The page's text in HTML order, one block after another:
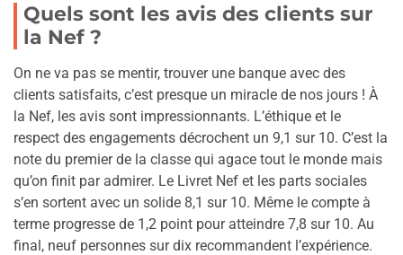
Quels sont les avis des clients sur
la Nef ?
On ne va pas se mentir, trouver une banque avec des
clients satisfaits, c’est presque un miracle de nos jours ! À
la Nef, les avis sont impressionnants. L’éthique et le
respect des engagements décrochent un 9,1 sur 10. C’est la
note du premier de la classe qui agace tout le monde mais
qu’on finit par admirer. Le Livret Nef et les parts sociales
s’en sortent avec un solide 8,1 sur 10. Même le compte à
terme progresse de 1,2 point pour atteindre 7,8 sur 10. Au
final, neuf personnes sur dix recommandent l’expérience.